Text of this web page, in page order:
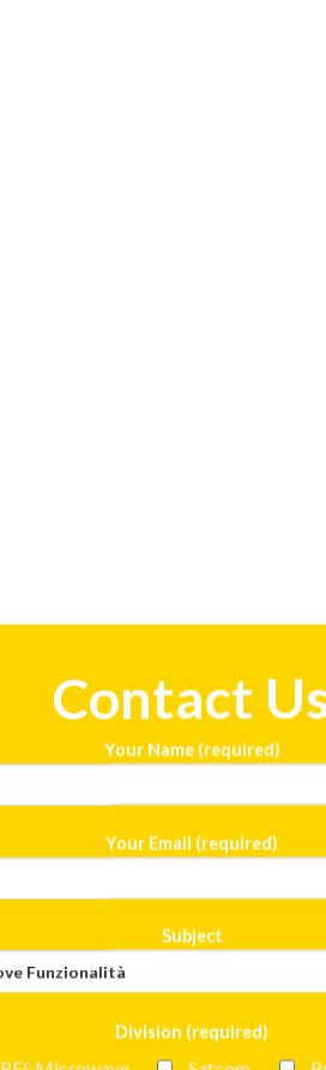
Contact
Your Name (required)
Your Email (required)
Subject
Division (required)